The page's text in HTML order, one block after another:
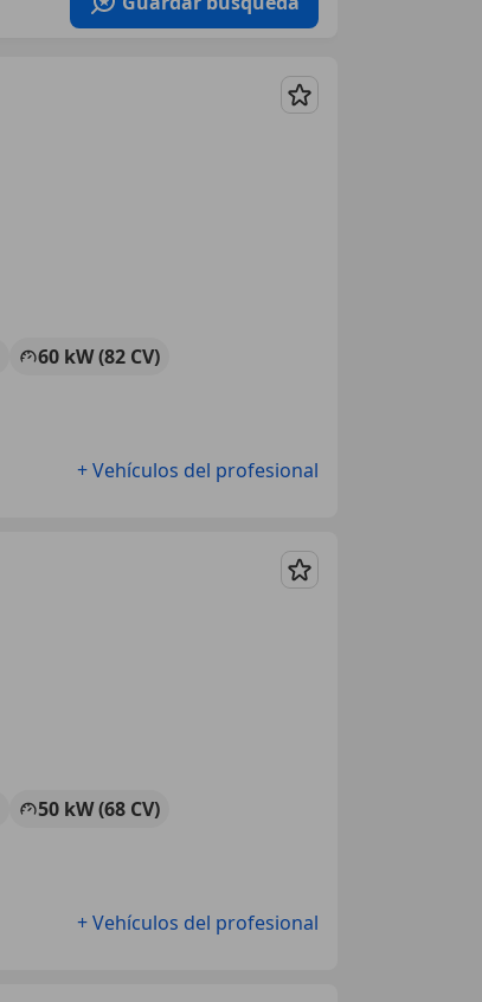
Guardar
60 kW (82 CV)
+ Vehículos del profesional
Guardar
50 kW (68 CV)
+ Vehículos del profesional